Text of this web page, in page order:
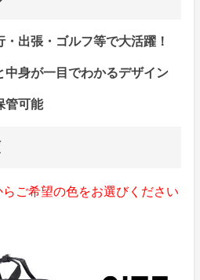
出張・ゴルフ等で大活躍！
中身が一目でわかるデザイン
管可能
ご希望の色をお選びください